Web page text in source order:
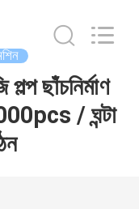
ছাঁচনির্মাণ
/ ঘন্টা